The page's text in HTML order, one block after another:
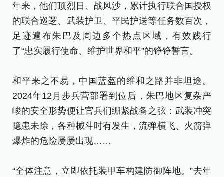
年来，他们顶烈日、战风沙，累计执行联合国授权
的联合巡逻、武装护卫、平民护送等任务数百次，
足迹遍布朱巴及周边多个热点区域，有效践行
了“忠实履行使命、维护世界和平”的铮铮誓言。
和平来之不易，中国蓝盔的维和之路并非坦途。
2024年12月步兵营部署到位后，朱巴地区复杂严
峻的安全形势便让官兵们绷紧战备之弦：武装冲突
隐患未除，各种械斗时有发生，流弹横飞、火箭弹
爆炸的危险屡屡出现……
“全体注意，立即依托装甲车构建防御阵地。”去年